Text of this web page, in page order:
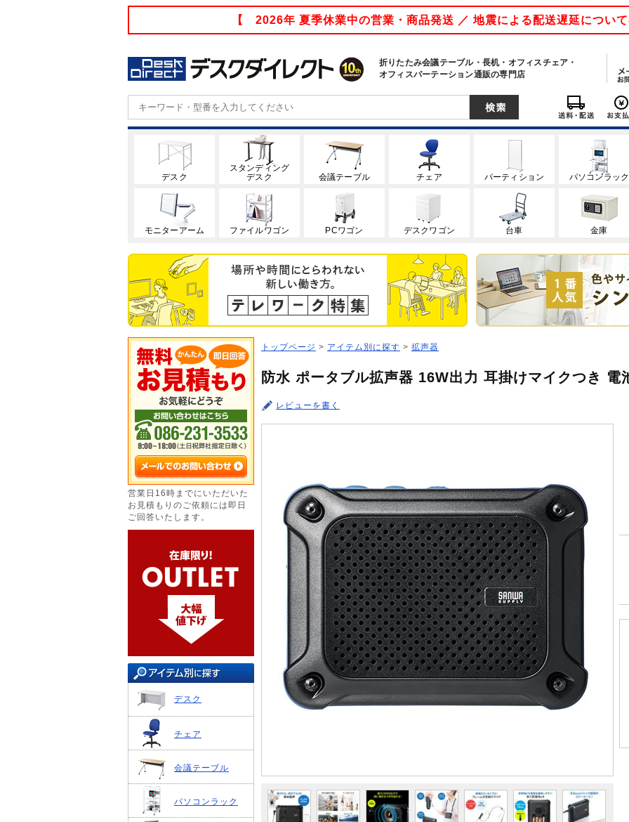
【 2026年 夏季休業中の営業・商品発送 ／ 地震による配送遅延につい
折りたたみ会議テーブル・長机・オフィスチェア・
オフィスパーテーション通販の専門店
デスク
スタンディング
デスク
会議テーブル チェア パーティション パソコンラック
モニターアーム ファイルワゴン PCワゴン デスクワゴン 台車 金庫
営業日16時までにいただいた
お見積もりのご依頼には即日
ご回答いたします。
デスク
チェア
会議テーブル
パソコンラック
トップページ > アイテム別に探す > 拡声器
防水 ポータブル拡声器 16W出力 耳掛けマイクつき 電
レビューを書く